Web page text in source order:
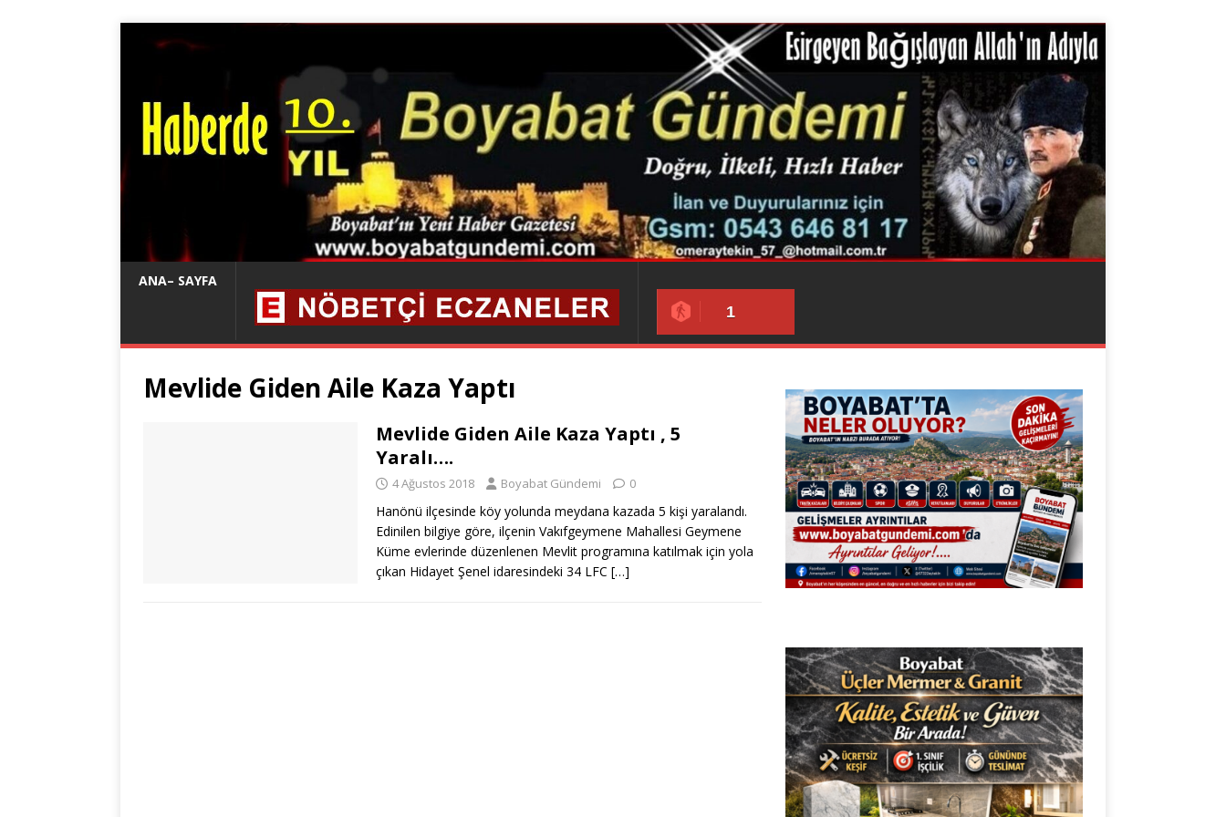
ANA– SAYFA
1
Mevlide Giden Aile Kaza Yaptı
Mevlide Giden Aile Kaza Yaptı , 5
Yaralı….
4 Ağustos 2018 Boyabat Gündemi 0
Hanönü ilçesinde köy yolunda meydana kazada 5 kişi yaralandı.
Edinilen bilgiye göre, ilçenin Vakıfgeymene Mahallesi Geymene
Küme evlerinde düzenlenen Mevlit programına katılmak için yola
çıkan Hidayet Şenel idaresindeki 34 LFC […]